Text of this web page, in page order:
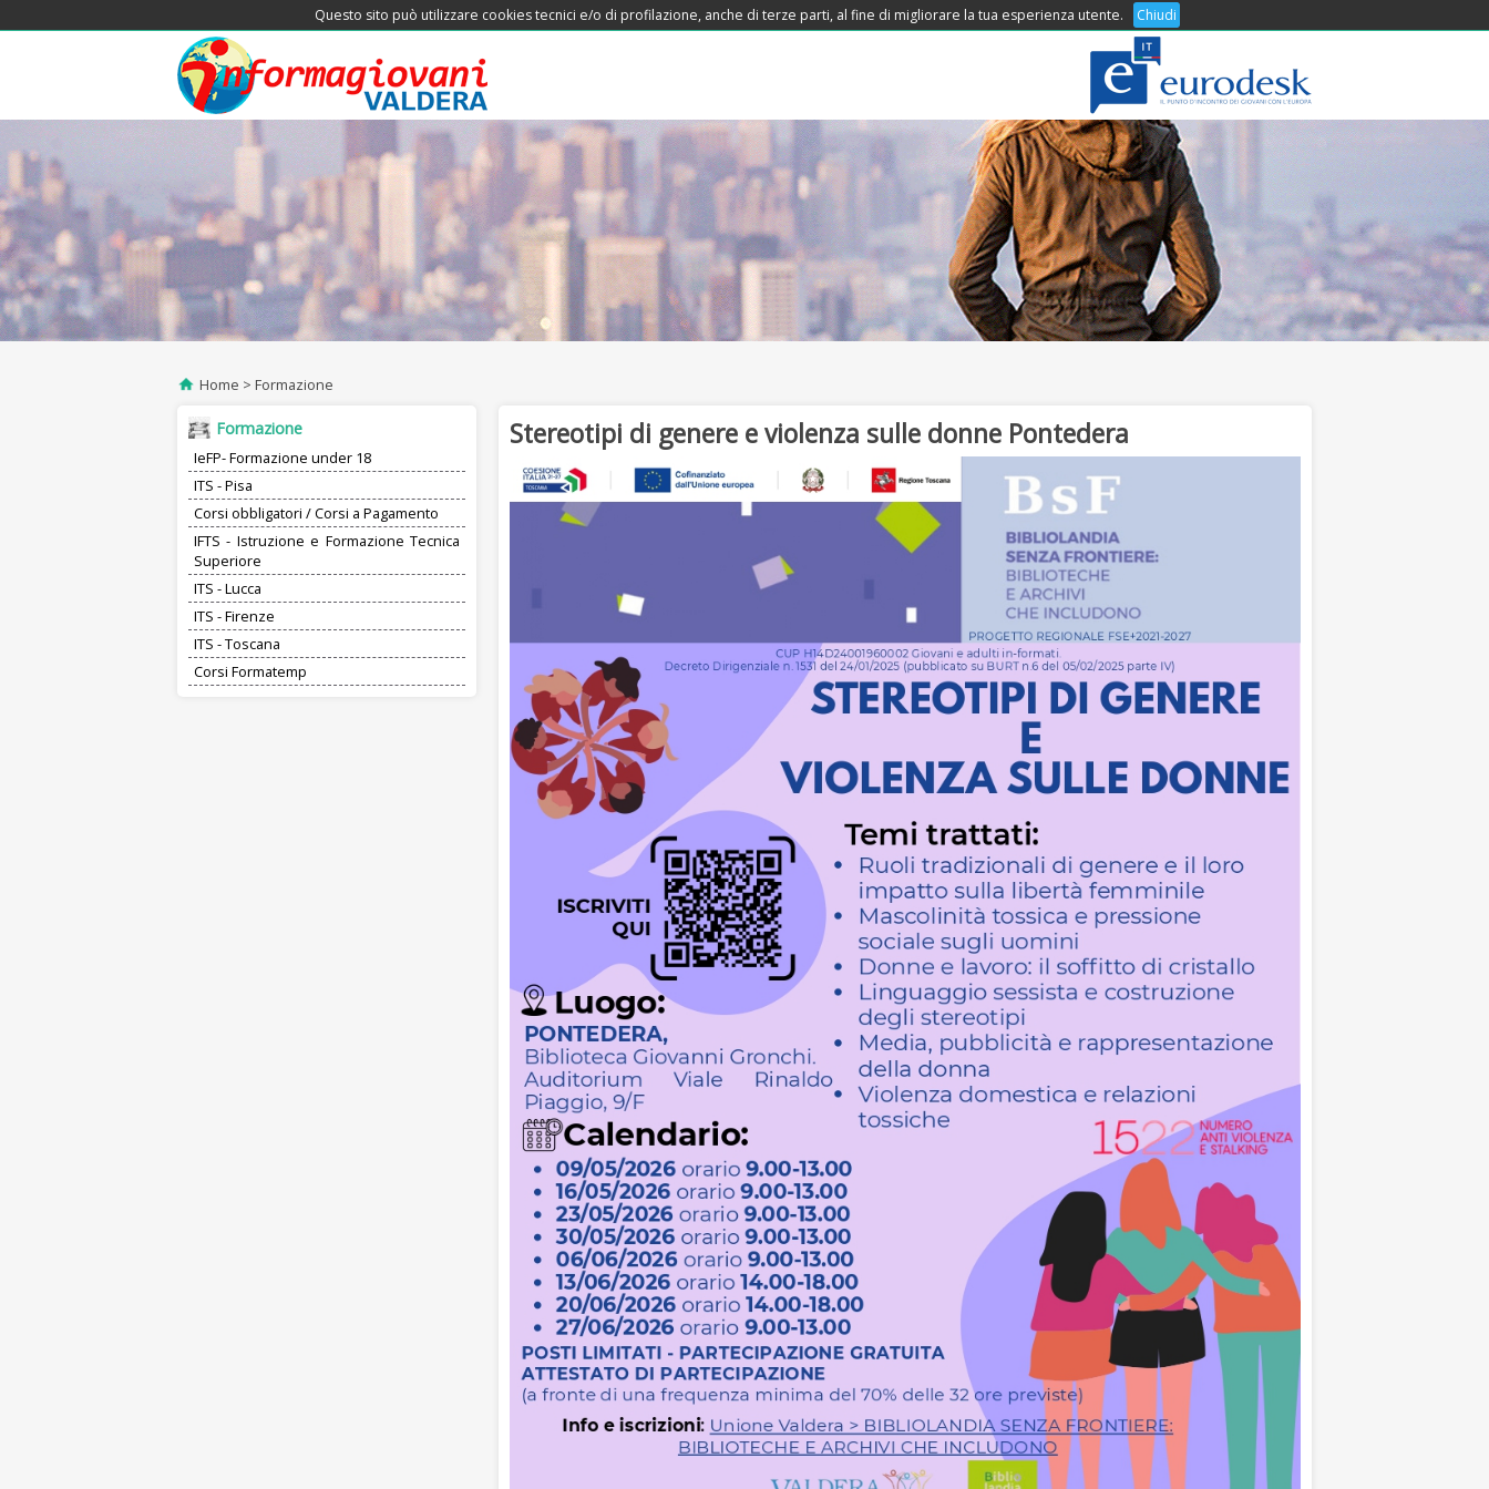
Questo sito può utilizzare cookies tecnici e/o di profilazione, anche di terze parti, al fine di migliorare la tua esperienza utente. Chiudi
COSA OFFRIAMO
Home Formazione
Formazione
IeFP- Formazione under 18
ITS - Pisa
Corsi obbligatori / Corsi a Pagamento
IFTS - Istruzione e Formazione Tecnica
Superiore
ITS - Lucca
ITS - Firenze
ITS - Toscana
Corsi Formatemp
Stereotipi di genere e violenza sulle donne Pontedera